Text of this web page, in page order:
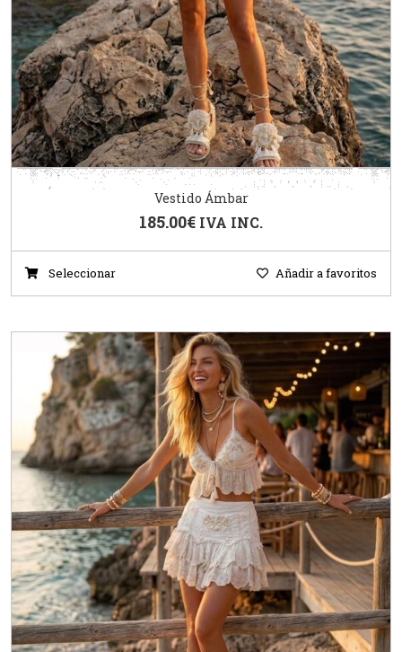
Vestido Ámbar
185.00€ IVA INC.
Seleccionar Añadir a favoritos